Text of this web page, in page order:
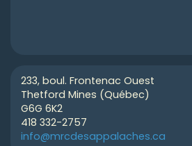
233, boul. Frontenac Ouest
Thetford Mines (Québec)
G6G 6K2
418 332-2757
info@mrcdesappalaches.ca